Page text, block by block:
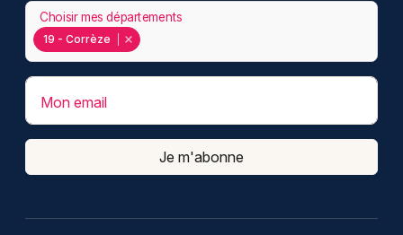
19 - Corrèze
Choisir mes départements
Mon email
Je m'abonne